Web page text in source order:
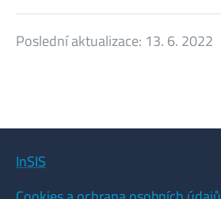
Poslední aktualizace: 13. 6. 2022
InSIS